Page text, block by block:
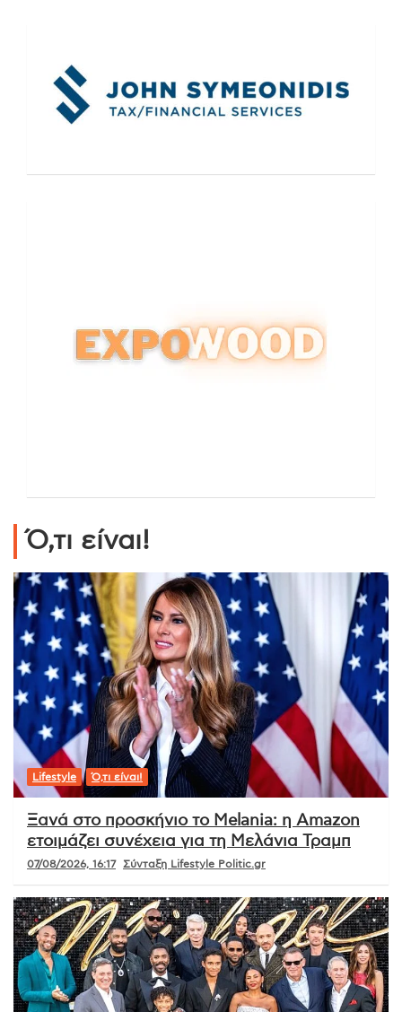
Ό,τι είναι!
Lifestyle Ό,τι είναι!
Ξανά στο προσκήνιο το Melania: η Amazon
ετοιμάζει συνέχεια για τη Μελάνια Τραμπ
07/08/2026, 16:17 Σύνταξη Lifestyle Politic.gr